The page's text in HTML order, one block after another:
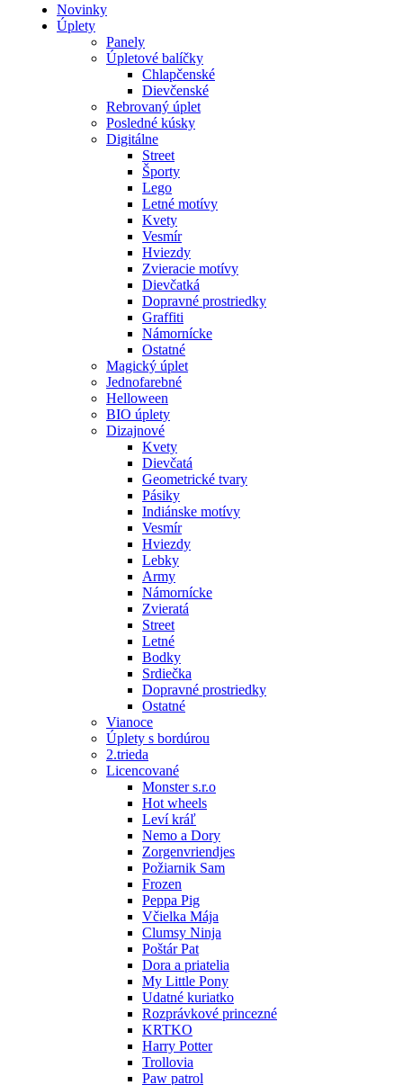
Novinky
Úplety
Panely
Úpletové balíčky
Chlapčenské
Dievčenské
Rebrovaný úplet
Posledné kúsky
Digitálne
Street
Športy
Lego
Letné motívy
Kvety
Vesmír
Hviezdy
Zvieracie motívy
Dievčatká
Dopravné prostriedky
Graffiti
Námornícke
Ostatné
Magický úplet
Jednofarebné
Helloween
BIO úplety
Dizajnové
Kvety
Dievčatá
Geometrické tvary
Pásiky
Indiánske motívy
Vesmír
Hviezdy
Lebky
Army
Námornícke
Zvieratá
Street
Letné
Bodky
Srdiečka
Dopravné prostriedky
Ostatné
Vianoce
Úplety s bordúrou
2.trieda
Licencované
Monster s.r.o
Hot wheels
Leví kráľ
Nemo a Dory
Zorgenvriendjes
Požiarnik Sam
Frozen
Peppa Pig
Včielka Mája
Clumsy Ninja
Poštár Pat
Dora a priatelia
My Little Pony
Udatné kuriatko
Rozprávkové princezné
KRTKO
Harry Potter
Trollovia
Paw patrol